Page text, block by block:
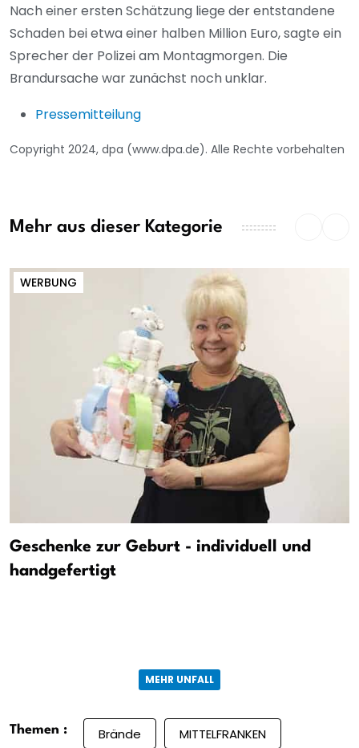
Nach einer ersten Schätzung liege der entstandene
Schaden bei etwa einer halben Million Euro, sagte ein
Sprecher der Polizei am Montagmorgen. Die
Brandursache war zunächst noch unklar.
Pressemitteilung
Copyright 2024, dpa (www.dpa.de). Alle Rechte vorbehalten
Mehr aus dieser Kategorie
WERBUNG
Geschenke zur Geburt - individuell und
handgefertigt
MEHR UNFALL
Themen : Brände MITTELFRANKEN